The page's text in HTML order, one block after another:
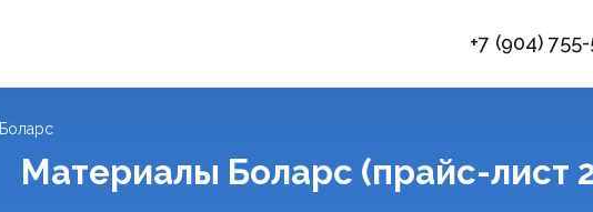
+7 (904)
Боларс
Материалы Боларс (прайс-лист